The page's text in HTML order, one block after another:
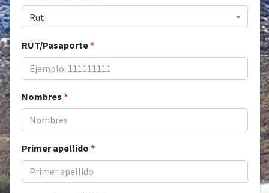
Rut
RUT/Pasaporte*
Nombres *
Primer apellido *